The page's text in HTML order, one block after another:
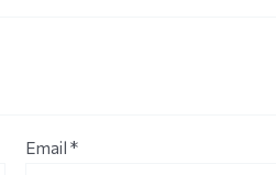
Email*